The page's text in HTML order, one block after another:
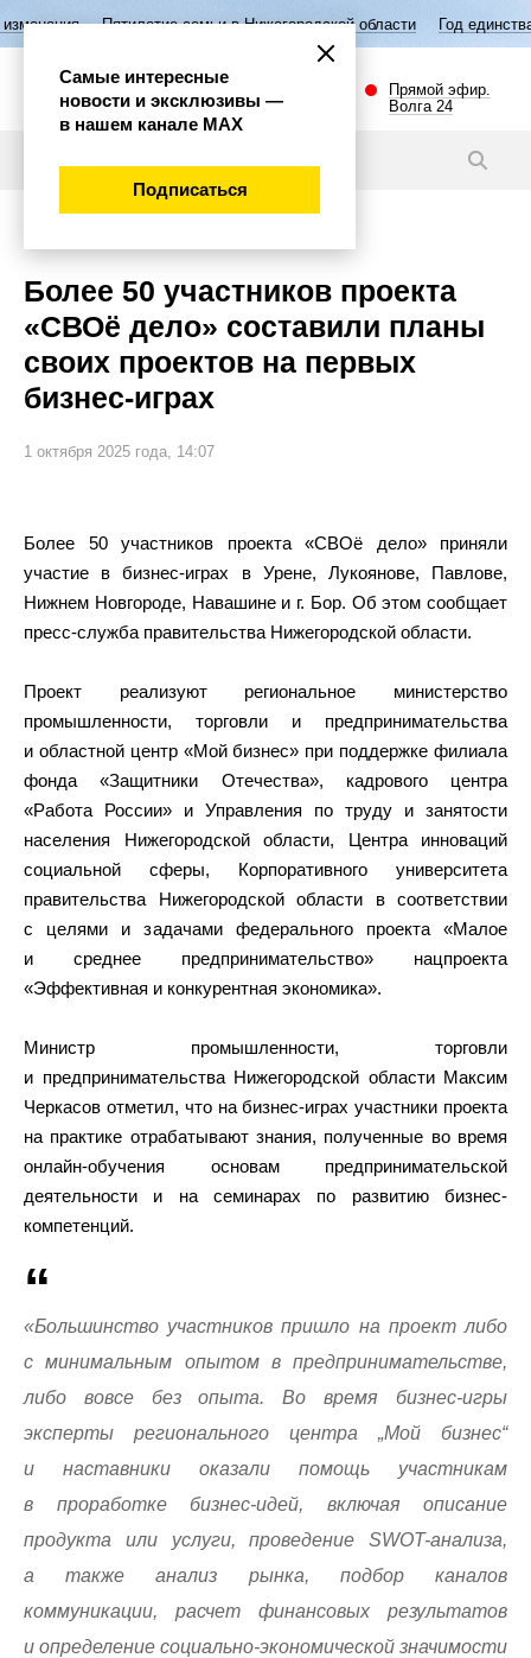
семьи в Нижегородской области Год единства народов России
Прямой эфир.
Волга 24
Более 50 участников проекта
«СВОё дело» составили планы
своих проектов на первых
бизнес-играх
1 октября 2025 года, 14:07
Более 50 участников проекта «СВОё дело» приняли
участие в бизнес-играх в Урене, Лукоянове, Павлове,
Нижнем Новгороде, Навашине и г. Бор. Об этом сообщает
пресс-служба правительства Нижегородской области.
Проект реализуют региональное министерство
промышленности, торговли и предпринимательства
и областной центр «Мой бизнес» при поддержке филиала
фонда «Защитники Отечества», кадрового центра
«Работа России» и Управления по труду и занятости
населения Нижегородской области, Центра инноваций
социальной сферы, Корпоративного университета
правительства Нижегородской области в соответствии
с целями и задачами федерального проекта «Малое
и среднее предпринимательство» нацпроекта
«Эффективная и конкурентная экономика».
Министр промышленности, торговли
и предпринимательства Нижегородской области Максим
Черкасов отметил, что на бизнес-играх участники проекта
на практике отрабатывают знания, полученные во время
онлайн-обучения основам предпринимательской
деятельности и на семинарах по развитию бизнес-
компетенций.
«Большинство участников пришло на проект либо
с минимальным опытом в предпринимательстве,
либо вовсе без опыта. Во время бизнес-игры
эксперты регионального центра „Мой бизнес“
и наставники оказали помощь участникам
в проработке бизнес-идей, включая описание
продукта или услуги, проведение SWOT-анализа,
а также анализ рынка, подбор каналов
коммуникации, расчет финансовых результатов
и определение социально-экономической значимости
Самые интересные
новости и эксклюзивы —
в нашем канале МАХ
Подписаться